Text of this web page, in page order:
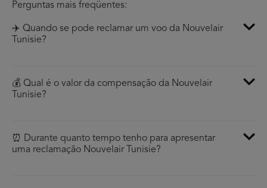
Perguntas mais freqüentes:
✈️ Quando se pode reclamar um voo da Nouvelair
Tunisie?
💰 Qual é o valor da compensação da Nouvelair
Tunisie?
⏰ Durante quanto tempo tenho para apresentar
uma reclamação Nouvelair Tunisie?